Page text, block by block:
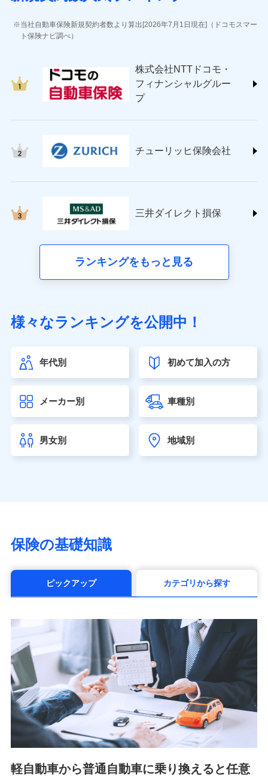
ソニー損害保険株式会社
(https://www.sonysonpo.co.jp/)
ＳＯＭＰＯダイレクト損害保険株式会社
(https://www.sompo-direct.co.jp/)
チューリッヒ保険会社 (https://www.zurich.co.jp/)
(https://www.nisshinfire.co.jp/)
(https://www.petfamilyins.co.jp/)
ins.com/)
三井ダイレクト損害保険株式会社
（https://www.sonylife.co.jp）
第一ネオ生命保険株式会社（https://neofirst.co.jp/）
大樹生命保険株式会社（https://www.taiju-life.co.jp）
seimei.co.jp）
チューリッヒ生命保険株式会社
東京海上日動あんしん生命保険株式会社
（https://www.tmn-anshin.co.jp/）
マニュライフ生命保険株式会社
（https://www.manulife.co.jp/）
（https://www.msa-life.co.jp/）
メットライフ生命株式会社(https://www.metlife.co.jp/)
■少額短期保険
株式会社アシロ少額短期保険 (https://kailash.co.jp/)
SBIいきいき少額短期保険会社 (https://www.i-
sedai.com/)
SBIペット少額短期保険株式会社 (https://www.sbipet-
ssi.co.jp/)
SBIリスタ少額短期保険会社
(https://www.jishin.co.jp/)
スマートプラス少額短期保険株式会社
チューリッヒ少額短期保険株式会社
当社自動車保険新規契約者数より算出[2026年7月1日現在]（ドコモスマー
ト保険ナビ調べ）
株式会社NTTドコモ・
フィナンシャルグルー
プ
チューリッヒ保険会社
三井ダイレクト損保
ランキングをもっと見る
様々なランキングを公開中！
年代別 初めて加入の方
メーカー別 車種別
男女別 地域別
保険の基礎知識
ピックアップ カテゴリから探す
軽自動車から普通自動車に乗り換えると任意